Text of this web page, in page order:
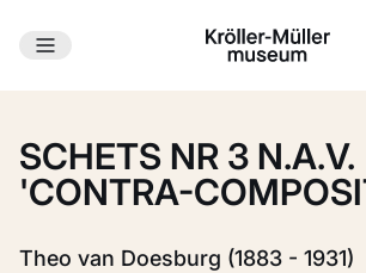
Ga naar hoofdinhoud
SCHETS NR 3 N.A.V.
'CONTRA-
Theo van Doesburg (1883 - 1931)